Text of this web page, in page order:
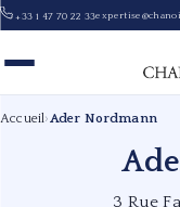
+33 1 47 70 22 33
Accueil›Ader Nordmann
3 Rue